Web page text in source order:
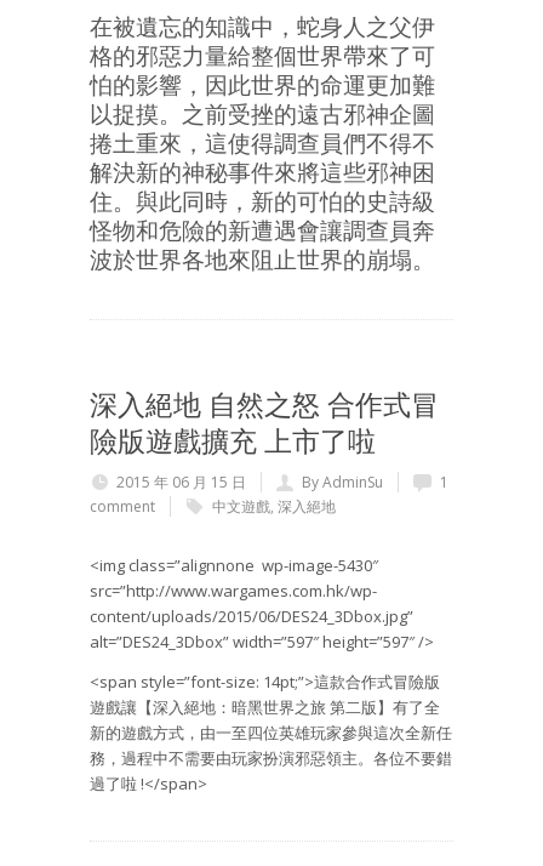
在被遺忘的知識中，蛇身人之父伊
格的邪惡力量給整個世界帶來了可
怕的影響，因此世界的命運更加難
以捉摸。之前受挫的遠古邪神企圖
捲土重來，這使得調查員們不得不
解決新的神秘事件來將這些邪神困
住。與此同時，新的可怕的史詩級
怪物和危險的新遭遇會讓調查員奔
波於世界各地來阻止世界的崩塌。
深入絕地 自然之怒 合作式冒
險版遊戲擴充 上市了啦
2015 年 06 月 15 日 By AdminSu
1
comment
中文遊戲, 深入絕地
<img class=”alignnone wp-image-5430″
src=”http://www.wargames.com.hk/wp-
content/uploads/2015/06/DES24_3Dbox.jpg”
alt=”DES24_3Dbox” width=”597″ height=”597″ />
<span style=”font-size: 14pt;”>這款合作式冒險版
遊戲讓【深入絕地：暗黑世界之旅 第二版】有了全
新的遊戲方式，由一至四位英雄玩家參與這次全新任
務，過程中不需要由玩家扮演邪惡領主。各位不要錯
過了啦 !</span>